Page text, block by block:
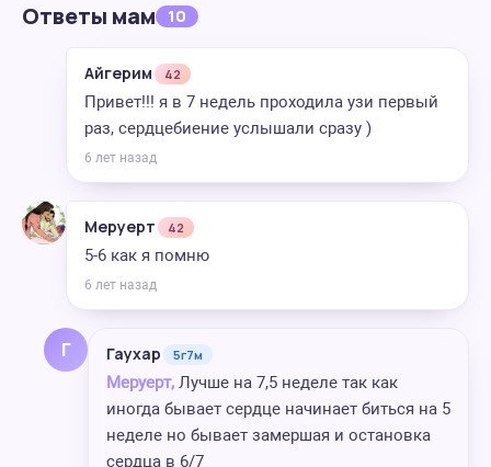
Ответы мам 10
Айгерим 42
Привет!!! я в 7 недель проходила узи первый
раз, сердцебиение услышали сразу )
6 лет назад
Меруерт 42
5-6 как я помню
6 лет назад
Г Гаухар 5г7м
Меруерт, Лучше на 7,5 неделе так как
иногда бывает сердце начинает биться на 5
неделе но бывает замершая и остановка
сердца в 6/7